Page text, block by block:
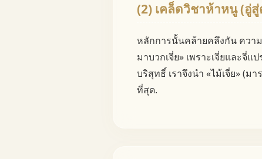
(2) เคล็ดวิชาห้าหนู (อู่
หลักการนั้นคล้ายคลึงกัน ควา
มาบวกเจี่ย» เพราะเจี่ยและจี่
บริสุทธิ์ เราจึงนำ «ไม้เจี่ย» (
ที่สุด.